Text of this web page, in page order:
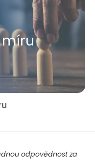
odpovědnost za